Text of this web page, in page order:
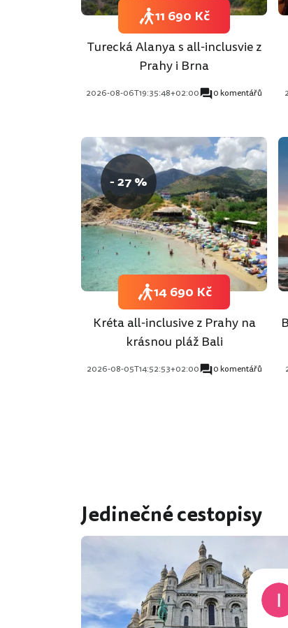
Turecká Alanya s all-inclusvie z
Prahy i Brna
2026-08-06T19:35:48+02:00 0 komentářů
11 690 Kč
- 27 %
Kréta all-inclusive z Prahy na
krásnou pláž Bali
2026-08-05T14:52:53+02:00 0 komentářů
14 690 Kč
Jedinečné cestopisy